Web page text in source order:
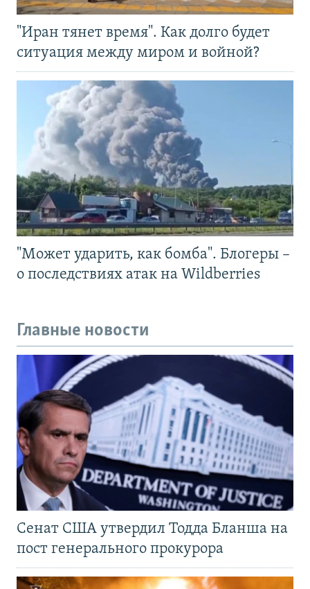
"Иран тянет время". Как долго будет
ситуация между миром и войной?
"Может ударить, как бомба". Блогеры –
о последствиях атак на Wildberries
Главные новости
Сенат США утвердил Тодда Бланша на
пост генерального прокурора